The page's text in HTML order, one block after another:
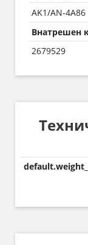
AK1/AN-4A86
Внатрешен
2679529